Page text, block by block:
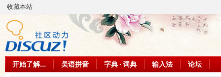
收藏本站
开始了解... 吴语拼音 字典 · 词典 输入法 论坛